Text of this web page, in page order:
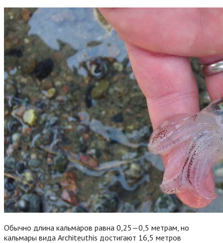
Обычно длина кальмаров равна 0,25—0,5 метрам, но
кальмары вида Architeuthis достигают 16,5 метров